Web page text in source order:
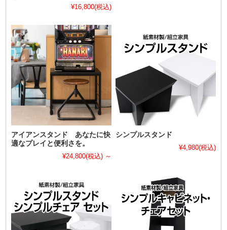
¥16,800(税込)
アイアンスタンド あなたに快
適なプレイと便利さを。
¥24,800(税込) ～
シンプルスタンド
¥4,980(税込)